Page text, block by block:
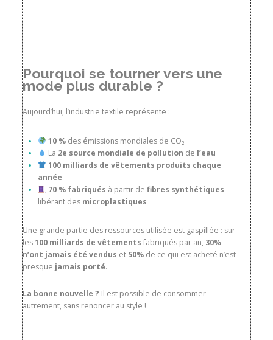
Pourquoi se tourner vers une
mode plus durable ?
Aujourd’hui, l’industrie textile représente :
10 %des émissions mondiales de CO₂
La 2e source mondiale de pollution de l’eau
100 milliards de vêtements produits chaque
année
70 % fabriqués à partir de fibres synthétiques
libérant des microplastiques
Une grande partie des ressources utilisée est gaspillée : sur
les100 milliards de vêtements fabriqués par an, 30%
n’ont jamais été vendus et 50%de ce qui est acheté n’est
presque jamais porté.
La bonne nouvelle ? Il est possible de consommer
autrement, sans renoncer au style !